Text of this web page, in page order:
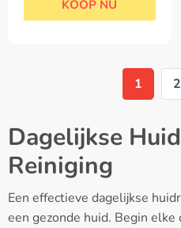
KOOP NU
1 2
Dagelijkse
Reiniging
Een effectieve dagelijkse
een gezonde huid. Begin